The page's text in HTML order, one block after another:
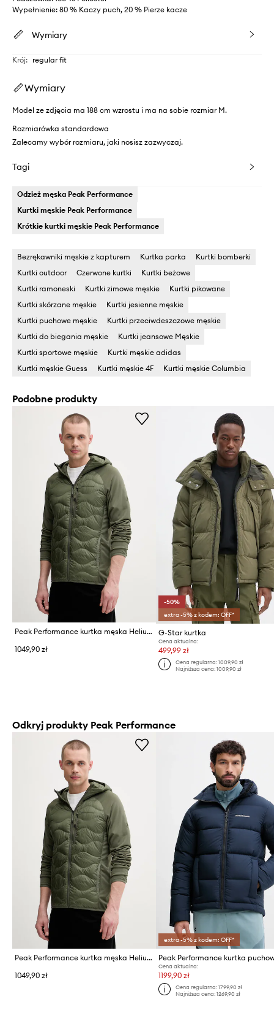
Wypełnienie: 80 % Kaczy puch, 20 % Pierze kacze
Wymiary
Krój: regular fit
Wymiary
Model ze zdjęcia ma 188 cm wzrostu i ma na sobie rozmiar M.
Rozmiarówka standardowa
Zalecamy wybór rozmiaru, jaki nosisz zazwyczaj.
Tagi
Odzież męska Peak Performance
Kurtki męskie Peak Performance
Krótkie kurtki męskie Peak Performance
Bezrękawniki męskie z kapturem Kurtka parka
Kurtki bomberki
Kurtki outdoor
Czerwone kurtki
Kurtki beżowe
Kurtki ramoneski
Kurtki zimowe męskie
Kurtki pikowane
Kurtki skórzane męskie
Kurtki jesienne męskie
Kurtki puchowe męskie
Kurtki przeciwdeszczowe męskie
Kurtki do biegania męskie
Kurtki jeansowe Męskie
Kurtki sportowe męskie
Kurtki męskie adidas
Kurtki męskie Guess
Kurtki męskie 4F Kurtki męskie Columbia
Podobne produkty
Peak Performance kurtka męska Helium Down
1049,90 zł
-50%
extra -5% z kodem: OFF*
G-Star kurtka
Cena aktualna:
499,99 zł
Cena regularna: 1009,90 zł
Najniższa cena: 1009,90 zł
Odkryj produkty Peak Performance
Peak Performance kurtka męska Helium Down
1049,90 zł
extra -5% z kodem: OFF*
Cena aktualna:
1199,90 zł
Cena regularna: 1799,90 zł
Najniższa cena: 1269,90 zł